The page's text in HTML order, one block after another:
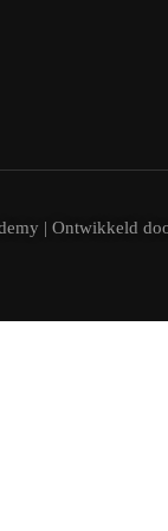
| Ontwikkeld